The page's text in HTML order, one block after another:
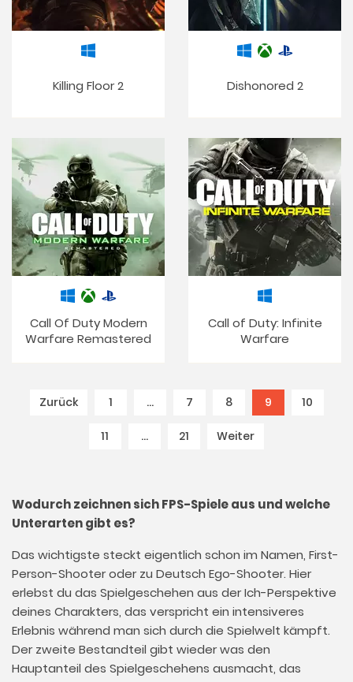
Killing Floor 2 Dishonored 2
Call Of Duty Modern
Warfare Remastered
Call of Duty: Infinite
Warfare
Zurück 1 … 7 8 9 (current)
10
11 … 21 Weiter
Wodurch zeichnen sich FPS-Spiele aus und welche
Unterarten gibt es?
Das wichtigste steckt eigentlich schon im Namen, First-
Person-Shooter oder zu Deutsch Ego-Shooter. Hier
erlebst du das Spielgeschehen aus der Ich-Perspektive
deines Charakters, das verspricht ein intensiveres
Erlebnis während man sich durch die Spielwelt kämpft.
Der zweite Bestandteil gibt wieder was den
Hauptanteil des Spielgeschehens ausmacht, das